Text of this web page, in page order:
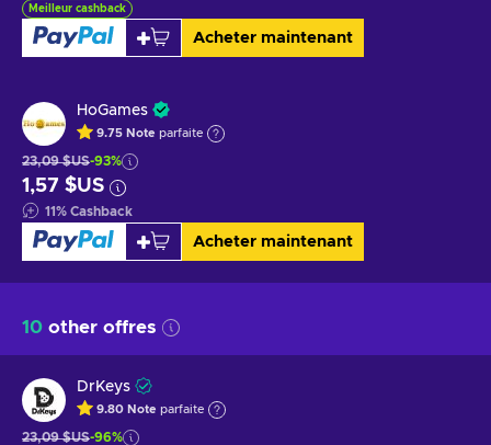
Meilleur cashback
Acheter maintenant
HoGames
9.75 Note parfaite
23,09 $US-93%
1,57 $US
11% Cashback
Acheter maintenant
10 other offres
DrKeys
9.80 Note parfaite
23,09 $US-96%